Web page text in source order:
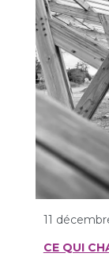
11
CE QUI